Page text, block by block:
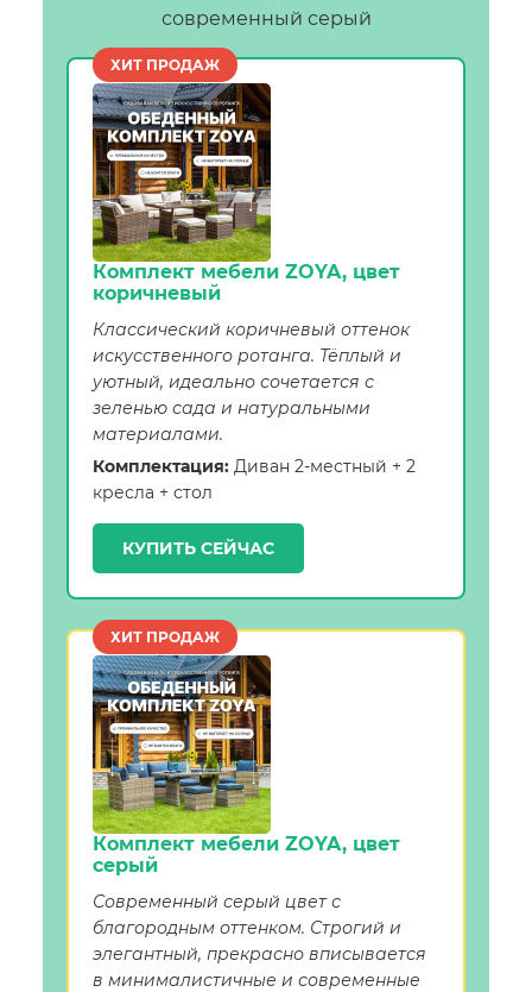
современный серый
ХИТ ПРОДАЖ
Комплект мебели ZOYA, цвет
коричневый
Классический коричневый оттенок
искусственного ротанга. Тёплый и
уютный, идеально сочетается с
зеленью сада и натуральными
материалами.
Комплектация: Диван 2-местный + 2
кресла + стол
КУПИТЬ СЕЙЧАС
ХИТ ПРОДАЖ
Комплект мебели ZOYA, цвет
серый
Современный серый цвет с
благородным оттенком. Строгий и
элегантный, прекрасно вписывается
в минималистичные и современные